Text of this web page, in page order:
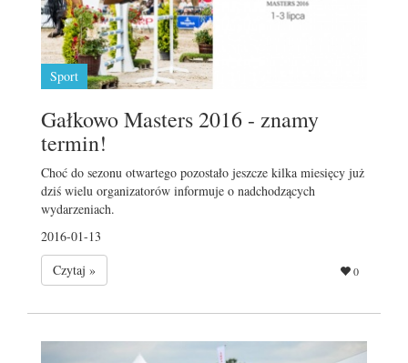
Sport
Gałkowo Masters 2016 - znamy
termin!
Choć do sezonu otwartego pozostało jeszcze kilka miesięcy już
dziś wielu organizatorów informuje o nadchodzących
wydarzeniach.
2016-01-13
Czytaj »
0